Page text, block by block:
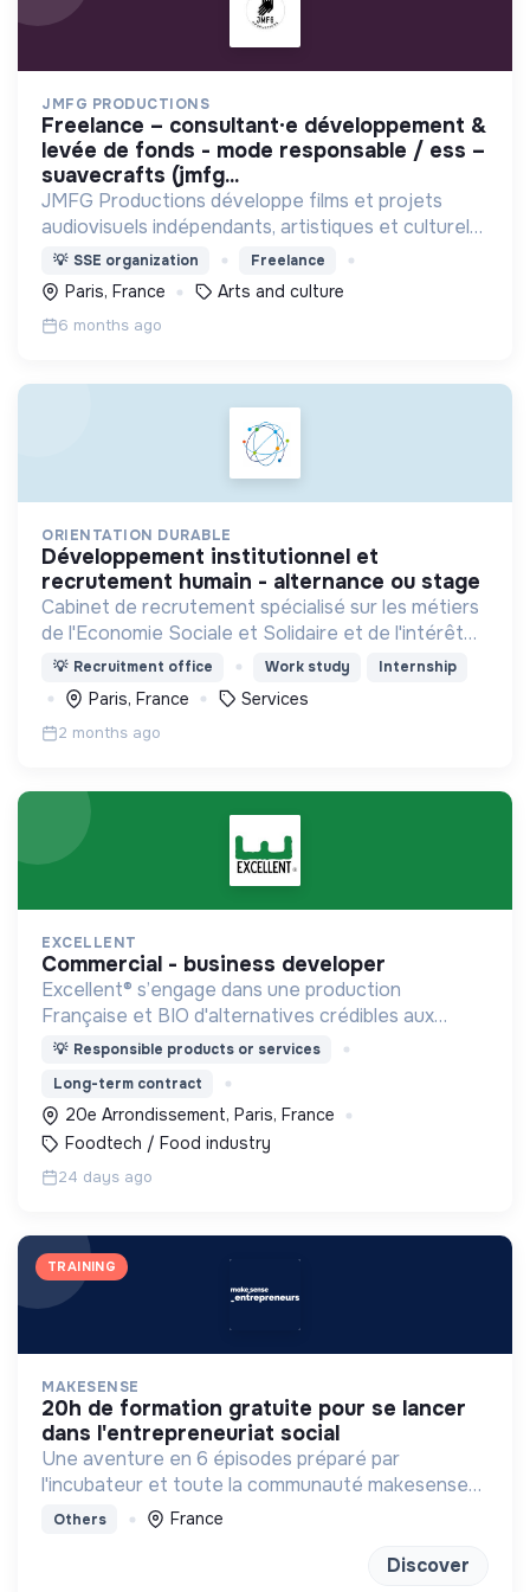
JMFG PRODUCTIONS
freelance – consultant·e développement &
levée de fonds - mode responsable / ess –
suavecrafts (jmfg...
JMFG Productions développe films et projets
audiovisuels indépendants, artistiques et culturels.
Engagée dans l’ESS, elle soutient la création, la
culture et des projets porteurs de sens.
💡 SSE organization Freelance
Paris, France Arts and culture
6 months ago
ORIENTATION DURABLE
développement institutionnel et
recrutement humain - alternance ou stage
Cabinet de recrutement spécialisé sur les métiers
de l'Economie Sociale et Solidaire et de l'intérêt
général
💡 Recruitment office Work study Internship
Paris, France Services
2 months ago
EXCELLENT
commercial - business developer
Excellent® s’engage dans une production
Française et BIO d'alternatives crédibles aux
protéines animales pour accompagner les
le végétal.
💡 Responsible products or services
Long-term contract
20e Arrondissement, Paris, France
Foodtech / Food industry
24 days ago
TRAINING
MAKESENSE
20h de formation gratuite pour se lancer
dans l'entrepreneuriat social
Une aventure en 6 épisodes préparé par
l'incubateur et toute la communauté makesense
pour se projeter dans l'aventure entrepreneuriale.
Others France
Discover